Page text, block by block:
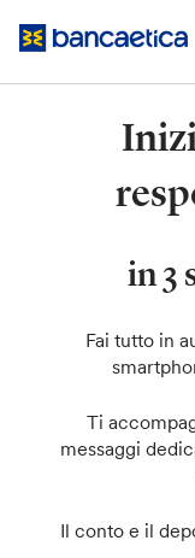
in 3
Fai tutto in
Ti
messaggi
Il conto e il